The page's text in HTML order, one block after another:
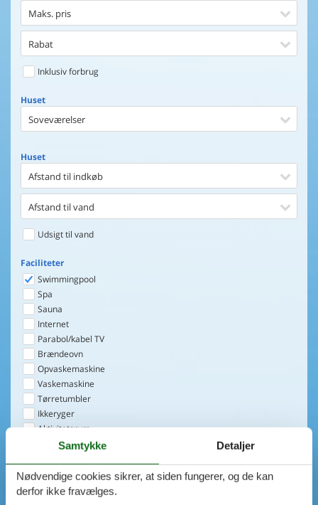
Maks. pris
Rabat
Inklusiv forbrug
Huset
Soveværelser
Huset
Afstand til indkøb
Afstand til vand
Udsigt til vand
Faciliteter
Swimmingpool
Spa
Sauna
Internet
Parabol/kabel TV
Brændeovn
Opvaskemaskine
Vaskemaskine
Tørretumbler
Ikkeryger
Aktivitetsrum
Handicapvenligt
Indhegnet område
Aircondition
Samtykke Detaljer
Nødvendige cookies sikrer, at siden fungerer, og de kan
derfor ikke fravælges.